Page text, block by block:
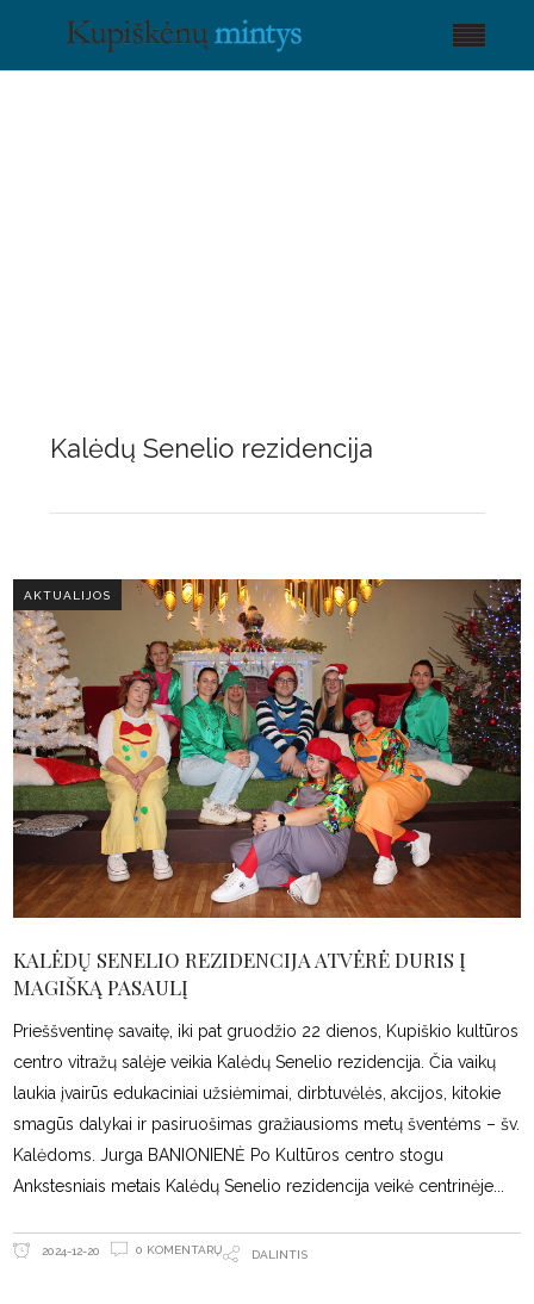
Kalėdų Senelio rezidencija
AKTUALIJOS
KALĖDŲ SENELIO REZIDENCIJA ATVĖRĖ DURIS Į
MAGIŠKĄ PASAULĮ
Prieššventinę savaitę, iki pat gruodžio 22 dienos, Kupiškio kultūros
centro vitražų salėje veikia Kalėdų Senelio rezidencija. Čia vaikų
laukia įvairūs edukaciniai užsiėmimai, dirbtuvėlės, akcijos, kitokie
smagūs dalykai ir pasiruošimas gražiausioms metų šventėms – šv.
Kalėdoms. Jurga BANIONIENĖ Po Kultūros centro stogu
Ankstesniais metais Kalėdų Senelio rezidencija veikė centrinėje
2024-12-20 0 KOMENTARŲ DALINTIS